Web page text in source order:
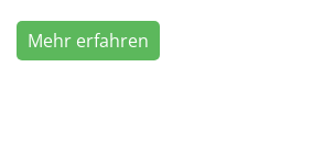
Mehr erfahren